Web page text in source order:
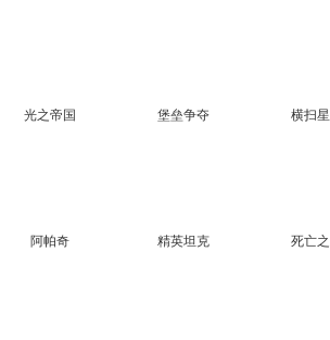
光之帝国 堡垒争夺 横扫
阿帕奇 精英坦克 死亡